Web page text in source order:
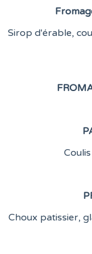
Sirop d'érable,
Choux patissier,